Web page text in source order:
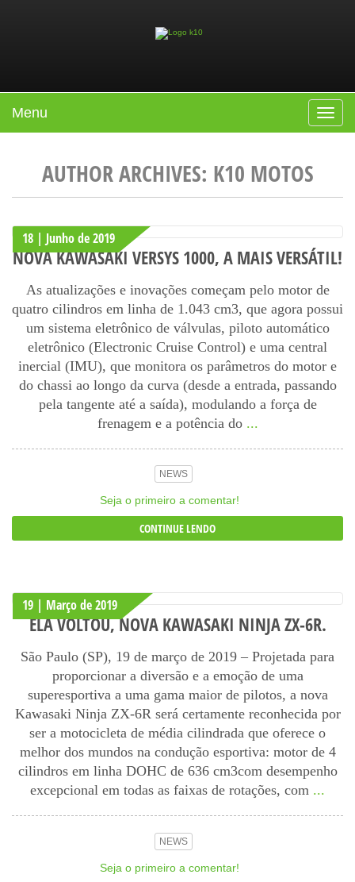
Toggle
Menu
AUTHOR ARCHIVES: K10 MOTOS
18 | Junhode2019
NOVA KAWASAKI VERSYS 1000, A MAIS VERSÁTIL!
As atualizações e inovações começam pelo motor de
quatro cilindros em linha de 1.043 cm3, que agora possui
um sistema eletrônico de válvulas, piloto automático
eletrônico (Electronic Cruise Control) e uma central
inercial (IMU), que monitora os parâmetros do motor e
do chassi ao longo da curva (desde a entrada, passando
pela tangente até a saída), modulando a força de
frenagem e a potência do ...
NEWS
Seja o primeiro a comentar!
CONTINUE LENDO
19 | Marçode2019
ELA VOLTOU, NOVA KAWASAKI NINJA ZX-6R.
São Paulo (SP), 19 de março de 2019 – Projetada para
proporcionar a diversão e a emoção de uma
superesportiva a uma gama maior de pilotos, a nova
Kawasaki Ninja ZX-6R será certamente reconhecida por
ser a motocicleta de média cilindrada que oferece o
melhor dos mundos na condução esportiva: motor de 4
cilindros em linha DOHC de 636 cm3com desempenho
excepcional em todas as faixas de rotações, com ...
NEWS
Seja o primeiro a comentar!
Post navigation